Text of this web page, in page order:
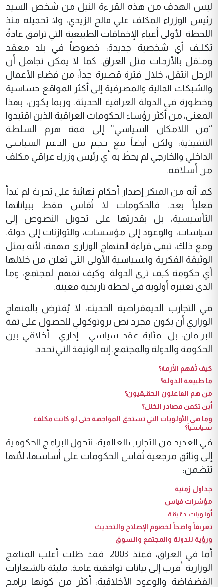
ليس الهدف من هذه القراءة النيل من شخص السيد
رئيس الوزراء المكلف علي فالح الزيدي، ولا تحميله منذ
اللحظة الأولى أعباء الإخفاقات الطبيعية التي ترافق عادةً
تكليف أي شخصية جديدة، خصوصاً في بلد معقد
ومثقل بالأزمات مثل العراق. كما لا يمكن تجاهل أن
الرجل انتقل، خلال فترة قصيرة جداً، من فضاء الأعمال
والشبكات المالية والمصرفية إلى أكثر المواقع حساسية
وخطورة في الدولة العراقية الحديثة. وربما يكون، بهذا
المعنى، من أكثر رؤساء الحكومات العراقية الذين اقتيدوا
“من اللامكان السياسي” إلى قمة هرم السلطة
التنفيذية، ولكن أيضاً مع حجم من الدعم السياسي
الداخلي والخارجي لم يحظَ به أي رئيس وزراء عراقي مكلف
من أسلافه.
كما أنه من المبكر إصدار أحكام نهائية على تجربة لم تبدأ
فعلياً بعد. فالحكومات لا تُقاس فقط ببياناتها
التأسيسية، بل بقدرتها على تحويل النصوص إلى
سياسات، والوعود إلى مؤسسات، والتوازنات إلى دولة.
ومع ذلك، تبقى قراءة المنهاج الوزاري مهمة، لأنه يمثل
الوثيقة الفكرية والسياسية الأولى التي تعلن من خلالها
أي حكومة كيف ترى الدولة، وكيف تفهم المجتمع، وما
الذي تعتبره أولوية في لحظة تاريخية معينة.
في التجارب الديمقراطية الحديثة، لا يُفترض بالمنهاج
الوزاري أن يكون مجرد نص بروتوكولي للحصول على ثقة
البرلمان، بل بمثابة عقد سياسي ـ إداري ـ أخلاقي بين
الحكومة والدولة والمجتمع. إنه الوثيقة التي تحدد:
كيف تُفهم الأزمة؟
ما طبيعة الدولة؟
من هم الفاعلون الحقيقيون؟
أين تكمن مصادر الخلل؟
وما هي الأولويات التي تستحق المواجهة حتى لو كانت مكلفة
سياسياً؟
في العديد من التجارب العالمية، تتحول البرامج الحكومية
إلى وثائق مرجعية تُقاس الحكومات على أساسها، لأنها
تتضمن:
جداول زمنية
مؤشرات قياس
أولويات دقيقة
تعريفاً واضحاً لخصوم الإصلاح والتحديث
ورؤية للدولة والمجتمع والسوق
أما في العراق، فمنذ 2003، فقد ظلت أغلب المناهج
الوزارية أقرب إلى بيانات توافقية عامة، مليئة بالشعارات
الفضفاضة والوعود الأخلاقية، أكثر من كونها برامج